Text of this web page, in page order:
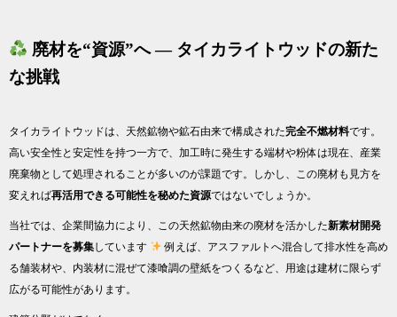
廃材を“資源”へ ― タイカライトウッドの新た
な挑戦
タイカライトウッドは、天然鉱物や鉱石由来で構成された完全不燃材料です。
高い安全性と安定性を持つ一方で、加工時に発生する端材や粉体は現在、産業
廃棄物として処理されることが多いのが課題です。しかし、この廃材も見方を
変えれば再活用できる可能性を秘めた資源ではないでしょうか。
当社では、企業間協力により、この天然鉱物由来の廃材を活かした新素材開発
パートナーを募集しています
例えば、アスファルトへ混合して排水性を高め
る舗装材や、内装材に混ぜて漆喰調の壁紙をつくるなど、用途は建材に限らず
広がる可能性があります。